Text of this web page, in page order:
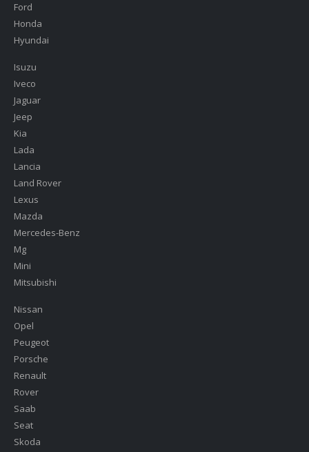
Ford
Honda
Hyundai
Isuzu
Iveco
Jaguar
Jeep
Kia
Lada
Lancia
Land Rover
Lexus
Mazda
Mercedes-Benz
Mg
Mini
Mitsubishi
Nissan
Opel
Peugeot
Porsche
Renault
Rover
Saab
Seat
Skoda